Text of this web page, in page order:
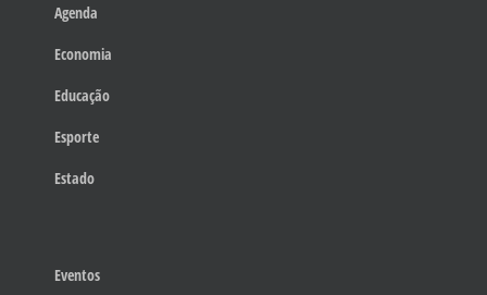
Agenda
Economia
Educação
Esporte
Estado
Eventos